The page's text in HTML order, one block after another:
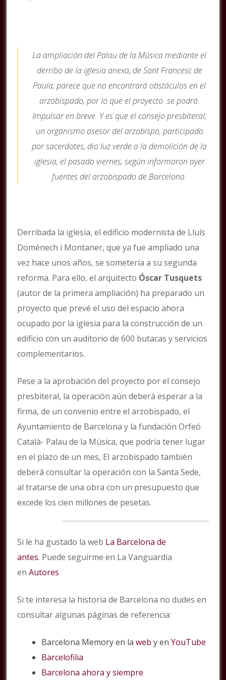
La ampliación del Palau de la Música mediante el
derribo de la iglesia anexa, de Sant Francesc de
Paula, parece que no encontrará obstáculos en el
arzobispado, por lo que el proyecto .se podrá.
Impulsar en breve. Y es que el consejo presbiteral;
un organismo asesor del arzobispo, participado
por sacerdotes, dio luz verde a la demolición de la
iglesia, el pasado viernes, según informaron ayer
fuentes del arzobispado de Barcelona.
Derribada la iglesia, el edificio modernista de Lluís
Domènech i Montaner, que ya fue ampliado una
vez hace unos años, se sometería a su segunda
reforma. Para ello, el arquitecto Óscar Tusquets
(autor de la primera ampliación) ha preparado un
proyecto que prevé el uso del espacio ahora
ocupado por la iglesia para la construcción de un
edificio con un auditorio de 600 butacas y servicios
complementarios.
Pese a la aprobación del proyecto por el consejo
presbiteral, la operación aún deberá esperar a la
firma, de un convenio entre el arzobispado, el
Ayuntamiento de Barcelona y la fundación Orfeó
Català- Palau de la Música, que podría tener lugar
en el plazo de un mes, El arzobispado también
deberá consultar la operación con la Santa Sede,
al tratarse de una obra con un presupuesto que
excede los cien millones de pesetas.
Si le ha gustado la web La Barcelona de
antes. Puede seguirme en La Vanguardia
enAutores
Si te interesa la historia de Barcelona no dudes en
consultar algunas páginas de referencia:
Barcelona Memory en laweb y enYouTube
Barcelofilia
Barcelona ahora y siempre